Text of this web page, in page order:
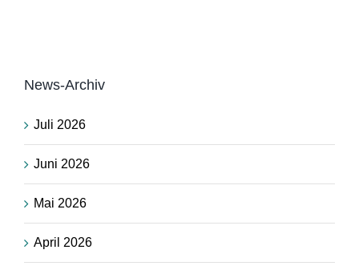
News-Archiv
Juli 2026
Juni 2026
Mai 2026
April 2026